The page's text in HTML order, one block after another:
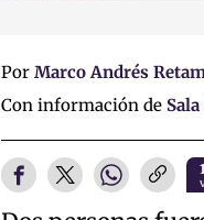
Por Marco Andrés
Con información de